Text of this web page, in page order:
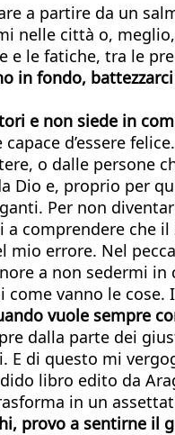
a partire da un
nelle città o,
le fatiche, tra le
in fondo,
e non siede in
d’essere
o dalle persone
Dio e, proprio per
Per non
comprendere che il
errore. Nel
a non sedermi in
vanno le cose.
vuole sempre
dalla parte dei
E di questo mi
libro edito da
in un
provo a sentirne il